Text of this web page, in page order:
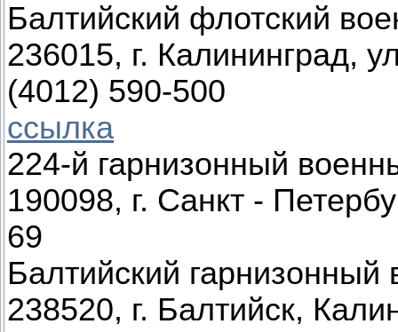
Балтийский флотский
236015, г. Калининград,
(4012) 590-500
ссылка
224-й гарнизонный
190098, г. Санкт -
69
Балтийский гарнизонный
238520, г. Балтийск,